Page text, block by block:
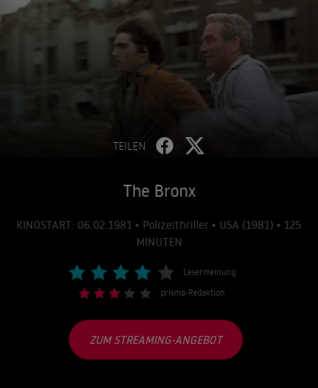
TEILEN
The Bronx
KINOSTART: 06.02.1981 • Polizeithriller • USA (1981) • 125
MINUTEN
Lesermeinung
prisma-Redaktion
ZUM STREAMING-ANGEBOT